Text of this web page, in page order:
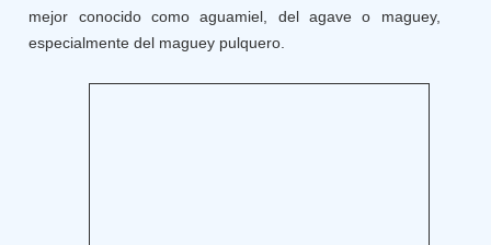
mejor conocido como aguamiel, del agave o maguey,
especialmente del maguey pulquero.